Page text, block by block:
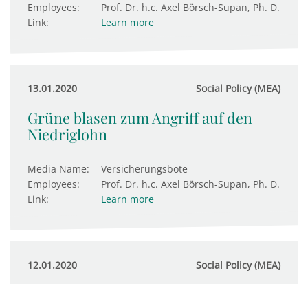
Employees:
Prof. Dr. h.c. Axel Börsch-Supan, Ph. D.
Link:
Learn more
13.01.2020 Social Policy (MEA)
Grüne blasen zum Angriff auf den
Niedriglohn
Media Name:
Versicherungsbote
Employees:
Prof. Dr. h.c. Axel Börsch-Supan, Ph. D.
Link:
Learn more
12.01.2020 Social Policy (MEA)